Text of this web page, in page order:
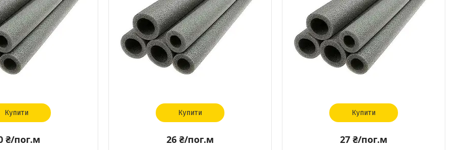
Купити
₴/пог.м
Купити
26 ₴/пог.м
Купити
27 ₴/пог.м